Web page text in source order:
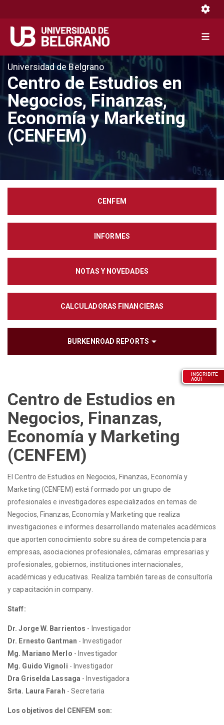
contenido
principal
Universidad de Belgrano
Centro de Estudios en
Negocios, Finanzas,
Economía y Marketing
(CENFEM)
CENFEM
INFORMES
NOTAS Y NOVEDADES
CALCULADORAS FINANCIERAS
BURKENROAD REPORTS
Centro de Estudios en
Negocios, Finanzas,
Economía y Marketing
(CENFEM)
El Centro de Estudios en Negocios, Finanzas, Economía y
Marketing (CENFEM) está formado por un grupo de
profesionales e investigadores especializados en temas de
Negocios, Finanzas, Economía y Marketing que realiza
investigaciones e informes desarrollando materiales académicos
que aporten conocimiento sobre su área de competencia para
empresas, asociaciones profesionales, cámaras empresarias y
profesionales, gobiernos, instituciones internacionales,
académicas y educativas. Realiza también tareas de consultoría
y capacitación in company.
Staff:
Dr. Jorge W. Barrientos - Investigador
Dr. Ernesto Gantman - Investigador
Mg. Mariano Merlo - Investigador
Mg. Guido Vignoli - Investigador
Dra Griselda Lassaga - Investigadora
Srta. Laura Farah - Secretaria
Los objetivos del CENFEM son:
INSCRIBITE
AQUÍ